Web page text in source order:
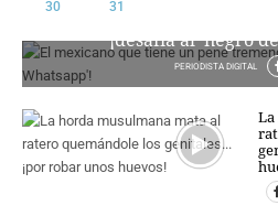
MOTOR
RELIGION
TRAVELLERS
EXPERTOS
GASTRONOMÍA
30
31
¡desafía al ‘negro
PERIODISTA DIGITAL